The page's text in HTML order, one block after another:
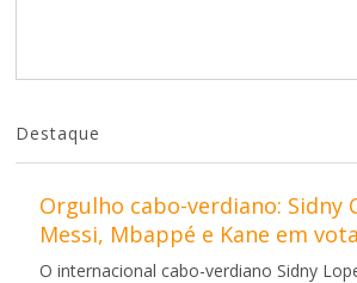
Destaque
Orgulho cabo-verdiano: Sidny
Messi, Mbappé e Kane em
O internacional cabo-verdiano Sidny